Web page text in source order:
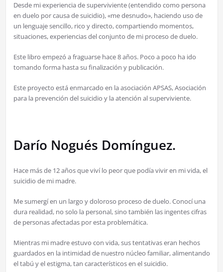
Desde mi experiencia de superviviente (entendido como persona
en duelo por causa de suicidio), «me desnudo», haciendo uso de
un lenguaje sencillo, rico y directo, compartiendo momentos,
situaciones, experiencias del conjunto de mi proceso de duelo.
Este libro empezó a fraguarse hace 8 años. Poco a poco ha ido
tomando forma hasta su finalización y publicación.
Este proyecto está enmarcado en la asociación APSAS, Asociación
para la prevención del suicidio y la atención al superviviente.
Darío Nogués Domínguez.
Hace más de 12 años que viví lo peor que podía vivir en mi vida, el
suicidio de mi madre.
Me sumergí en un largo y doloroso proceso de duelo. Conocí una
dura realidad, no solo la personal, sino también las ingentes cifras
de personas afectadas por esta problemática.
Mientras mi madre estuvo con vida, sus tentativas eran hechos
guardados en la intimidad de nuestro núcleo familiar, alimentando
el tabú y el estigma, tan característicos en el suicidio.